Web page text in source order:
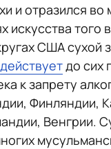
и отразился во
искусства того
США сухой
действует до сих
к запрету
Финляндии,
Венгрии.